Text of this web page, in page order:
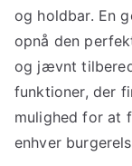
og holdbar. En
opnå den
og jævnt
funktioner, der
mulighed for at
enhver